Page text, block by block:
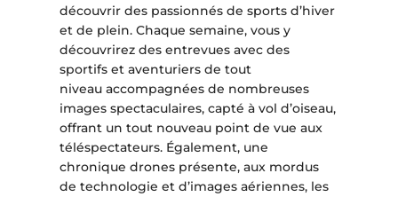
découvrir des passionnés de sports d’hiver
et de plein. Chaque semaine, vous y
découvrirez des entrevues avec des
sportifs et aventuriers de tout
niveau accompagnées de nombreuses
images spectaculaires, capté à vol d’oiseau,
offrant un tout nouveau point de vue aux
téléspectateurs. Également, une
chronique drones présente, aux mordus
de technologie et d’images aériennes, les